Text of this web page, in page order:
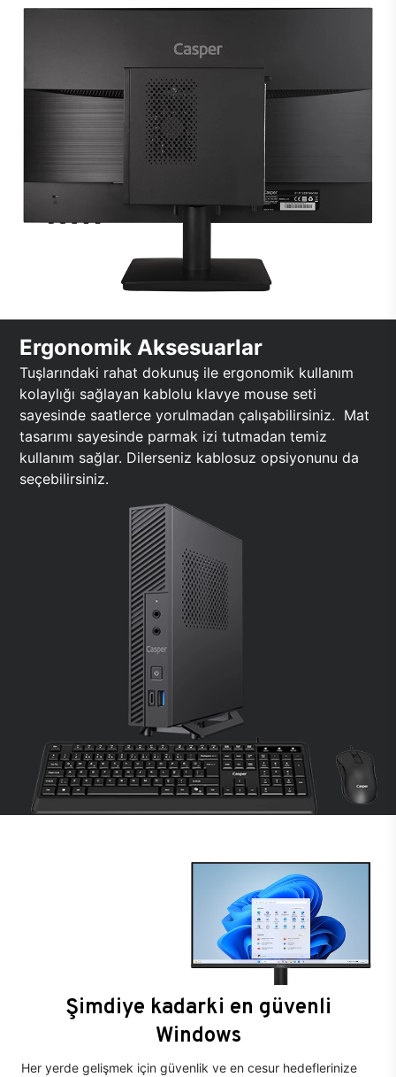
Ergonomik Aksesuarlar
Tuşlarındaki rahat dokunuş ile ergonomik kullanım
kolaylığı sağlayan kablolu klavye mouse seti
sayesinde saatlerce yorulmadan çalışabilirsiniz. Mat
tasarımı sayesinde parmak izi tutmadan temiz
kullanım sağlar. Dilerseniz kablosuz opsiyonunu da
seçebilirsiniz.
Şimdiye kadarki en güvenli
Windows
Her yerde gelişmek için güvenlik ve en cesur hedeflerinize